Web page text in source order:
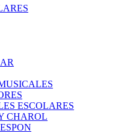
ESCOLARES
CHAROL